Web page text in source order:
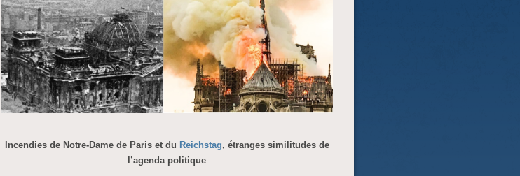
Incendies de Notre-Dame de Paris et du Reichstag, étranges similitudes de
l’agenda politique